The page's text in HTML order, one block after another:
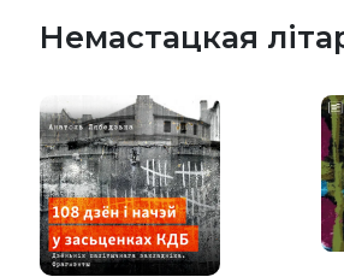
Немастацкая